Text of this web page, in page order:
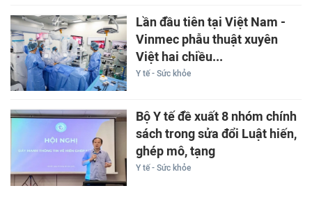
Lần đầu tiên tại Việt Nam -
Vinmec phẫu thuật xuyên
Việt hai chiều...
Y tế - Sức khỏe
Bộ Y tế đề xuất 8 nhóm chính
sách trong sửa đổi Luật hiến,
ghép mô, tạng
Y tế - Sức khỏe